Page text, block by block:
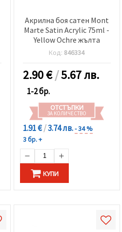
Акрилна боя сатен Mont
Marte Satin Acrylic 75ml -
Yellow Ochre жълта
Код: 846334
2.90€/5.67 лв.
1-2 бр.
ОТСТЪПКИ
ЗА КОЛИЧЕСТВО
1.91 €/3.74 лв.- 34 %
3 бр. +
КУПИ